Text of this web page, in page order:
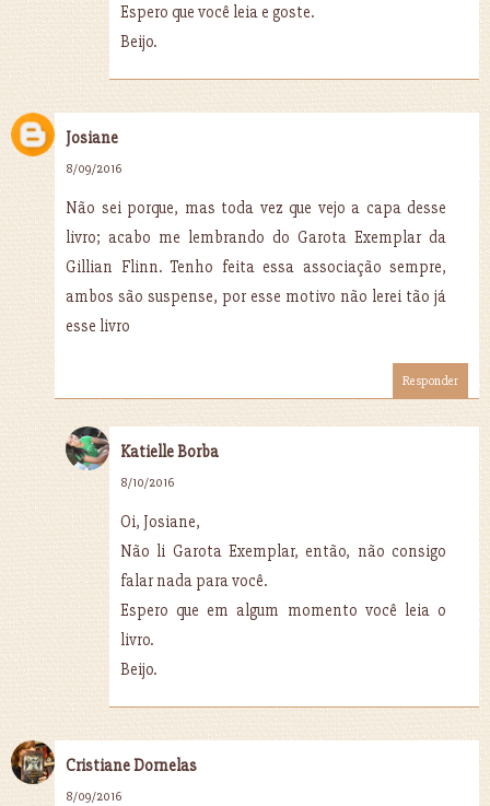
Espero que você leia e goste.
Beijo.
Josiane
8/09/2016
Não sei porque, mas toda vez que vejo a capa desse
livro; acabo me lembrando do Garota Exemplar da
Gillian Flinn. Tenho feita essa associação sempre,
ambos são suspense, por esse motivo não lerei tão já
esse livro
Responder
Katielle Borba
8/10/2016
Oi, Josiane,
Não li Garota Exemplar, então, não consigo
falar nada para você.
Espero que em algum momento você leia o
livro.
Beijo.
Cristiane Dornelas
8/09/2016